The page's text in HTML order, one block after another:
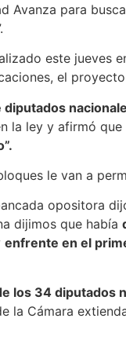
para
este jueves
el
diputados
la ley y afirmó que
le van a
opositora
dijimos que había
enfrente en el
los 34 diputados
la Cámara